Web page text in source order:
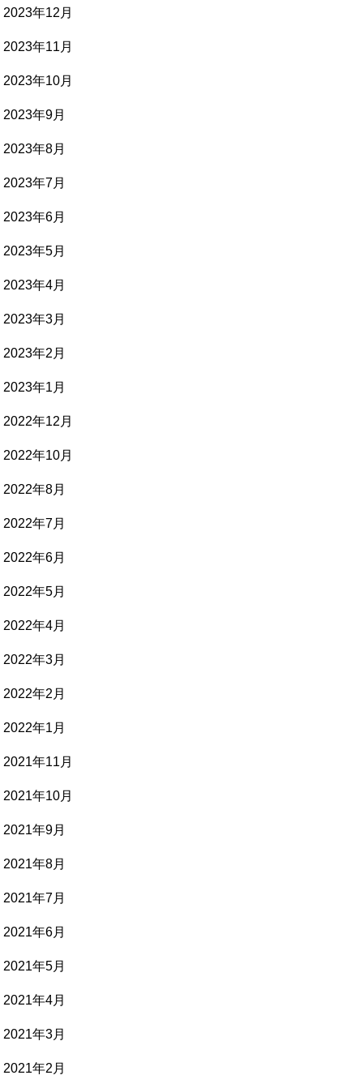
2023年12月
2023年11月
2023年10月
2023年9月
2023年8月
2023年7月
2023年6月
2023年5月
2023年4月
2023年3月
2023年2月
2023年1月
2022年12月
2022年10月
2022年8月
2022年7月
2022年6月
2022年5月
2022年4月
2022年3月
2022年2月
2022年1月
2021年11月
2021年10月
2021年9月
2021年8月
2021年7月
2021年6月
2021年5月
2021年4月
2021年3月
2021年2月